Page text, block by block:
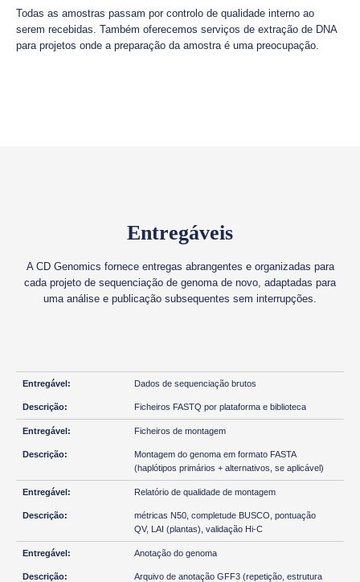
Todas as amostras passam por controlo de qualidade interno ao
serem recebidas. Também oferecemos serviços de extração de DNA
para projetos onde a preparação da amostra é uma preocupação.
Entregáveis
A CD Genomics fornece entregas abrangentes e organizadas para
cada projeto de sequenciação de genoma de novo, adaptadas para
uma análise e publicação subsequentes sem interrupções.
Dados de sequenciação brutos
Ficheiros FASTQ por plataforma e biblioteca
Ficheiros de montagem
Montagem do genoma em formato FASTA
(haplótipos primários + alternativos, se aplicável)
Relatório de qualidade de montagem
métricas N50, completude BUSCO, pontuação
QV, LAI (plantas), validação Hi-C
Anotação do genoma
Arquivo de anotação GFF3 (repetição, estrutura